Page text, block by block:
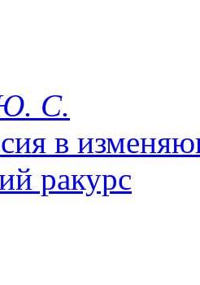
С.
в
ракурс